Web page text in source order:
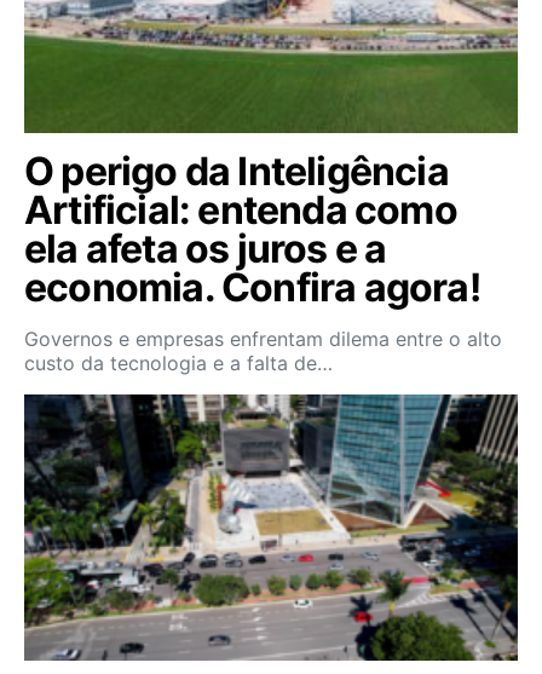
O perigo da Inteligência
Artificial: entenda como
ela afeta os juros e a
economia. Confira agora!
Governos e empresas enfrentam dilema entre o alto
custo da tecnologia e a falta de…